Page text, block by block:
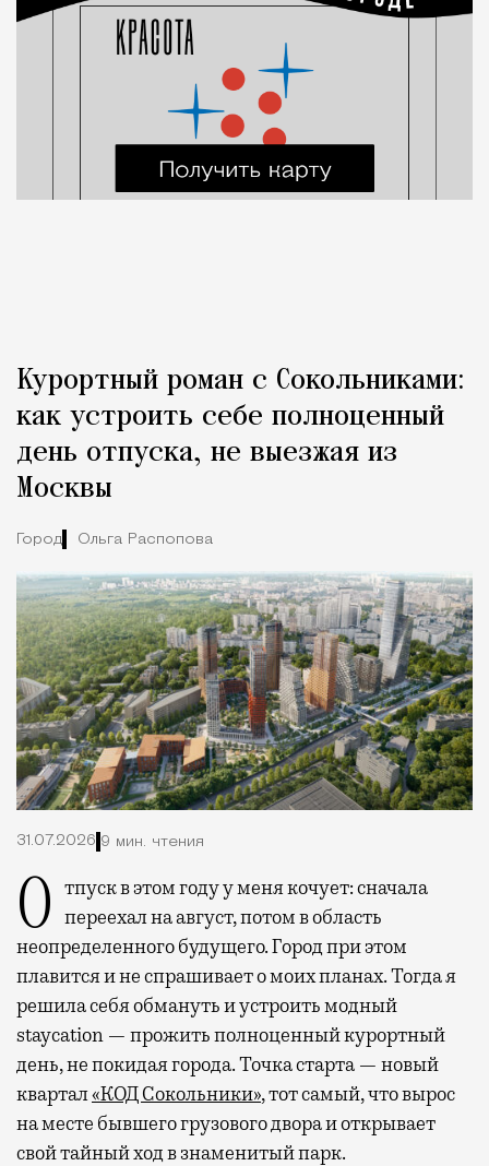
Курортный роман с Сокольниками:
как устроить себе полноценный
день отпуска, не выезжая из
Москвы
Город Ольга Распопова
31.07.2026 9 мин. чтения
Отпуск в этом году у меня кочует: сначала переехал на август, потом в область
неопределенного будущего. Город при этом
плавится и не спрашивает о моих планах. Тогда я
решила себя обмануть и устроить модный
staycation — прожить полноценный курортный
день, не покидая города. Точка старта — новый
квартал«КОД Сокольники», тот самый, что вырос
на месте бывшего грузового двора и открывает
свой тайный ход в знаменитый парк.